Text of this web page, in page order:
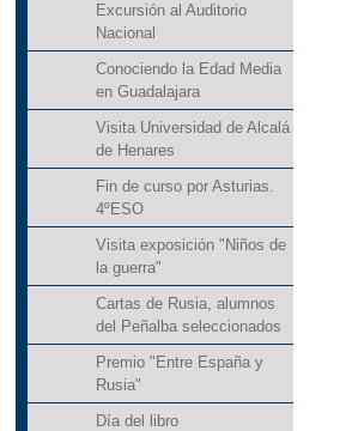
Excursión al Auditorio
Nacional
Conociendo la Edad Media
en Guadalajara
Visita Universidad de Alcalá
de Henares
Fin de curso por Asturias.
4ºESO
Visita exposición "Niños de
la guerra"
Cartas de Rusia, alumnos
del Peñalba seleccionados
Premio "Entre España y
Rusia"
Día del libro